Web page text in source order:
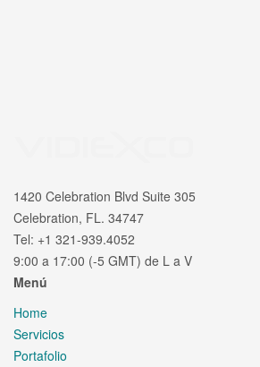
1420 Celebration Blvd Suite 305
Celebration, FL. 34747
Tel: +1 321-939.4052
9:00 a 17:00 (-5 GMT) de L a V
Menú
Home
Servicios
Portafolio